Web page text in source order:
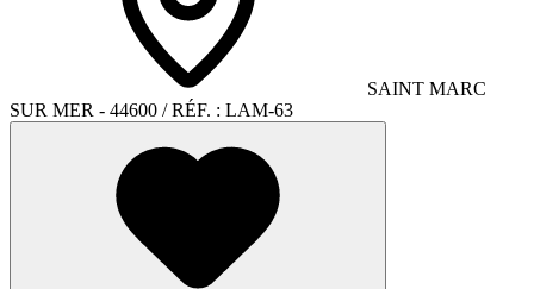
SAINT MARC
SUR MER - 44600 / RÉF. : LAM-63